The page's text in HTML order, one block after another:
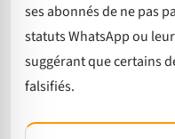
ses abonnés de ne pas
statuts WhatsApp ou
suggérant que certains
falsifiés.